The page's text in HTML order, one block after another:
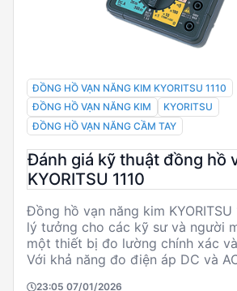
ĐỒNG HỒ VẠN NĂNG KIM KYORITSU 1110
ĐỒNG HỒ VẠN NĂNG KIM
KYORITSU
ĐỒNG HỒ VẠN NĂNG CẦM TAY
Đánh giá kỹ thuật đồng hồ
KYORITSU 1110
Đồng hồ vạn năng kim KYORITSU
lý tưởng cho các kỹ sư và người
một thiết bị đo lường chính xác
Với khả năng đo điện áp DC và
23:05 07/01/2026